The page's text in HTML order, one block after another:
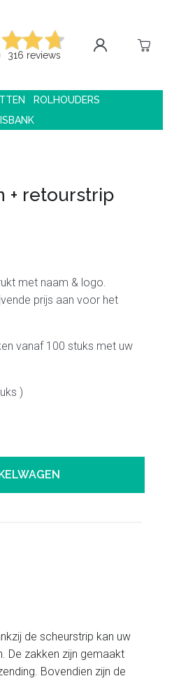
316 reviews
ROLHOUDERS
+ retourstrip
met naam & logo.
prijs aan voor het
vanaf 100 stuks met uw
)
de scheurstrip kan uw
De zakken zijn gemaakt
Bovendien zijn de